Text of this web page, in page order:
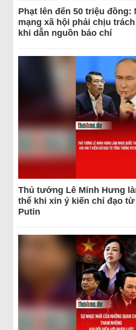
Phạt lên đến 50 triệu đồng:
mạng xã hội phải chịu
khi dẫn nguồn báo chí
Thủ tướng Lê Minh Hưng
thể khi xin ý kiến chỉ đạo
Putin